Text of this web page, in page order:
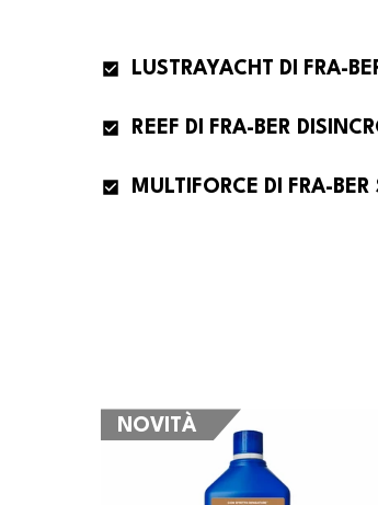
NOVITÀ